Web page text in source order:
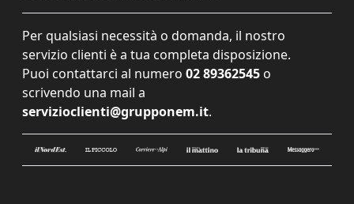
Per qualsiasi necessità o domanda, il nostro
servizio clienti è a tua completa disposizione.
Puoi contattarci al numero 02 89362545 o
scrivendo una mail a
servizioclienti@grupponem.it.